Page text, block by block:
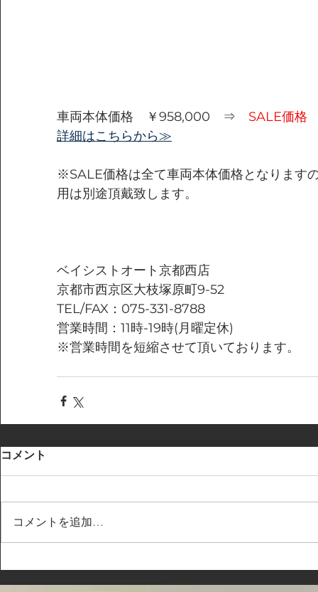
車両本体価格　￥958,000　⇒ SALE価
詳細はこちらから≫
※SALE価格は全て車両本体価格となります
用は別途頂戴致します。
ベイシストオート京都西店
京都市西京区大枝塚原町9-52
TEL/FAX：075-331-8788
営業時間：11時-19時(月曜定休)
※営業時間を短縮させて頂いております。
コメント
コメントを追加…